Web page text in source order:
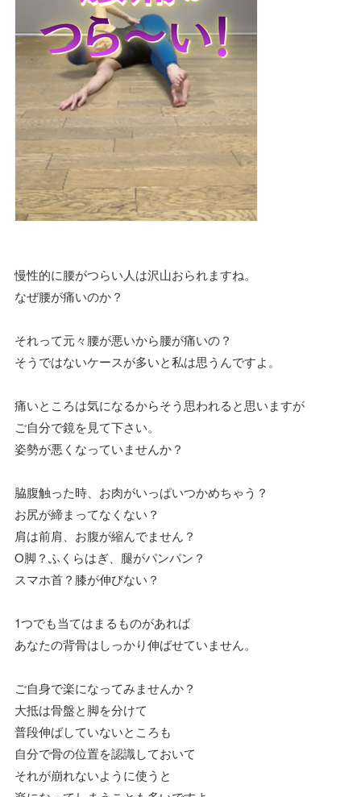
慢性的に腰がつらい人は沢山おられますね。
なぜ腰が痛いのか？
それって元々腰が悪いから腰が痛いの？
そうではないケースが多いと私は思うんですよ。
痛いところは気になるからそう思われると思いますが
ご自分で鏡を見て下さい。
姿勢が悪くなっていませんか？
脇腹触った時、お肉がいっぱいつかめちゃう？
お尻が締まってなくない？
肩は前肩、お腹が縮んでません？
O脚？ふくらはぎ、腿がパンパン？
スマホ首？膝が伸びない？
1つでも当てはまるものがあれば
あなたの背骨はしっかり伸ばせていません。
ご自身で楽になってみませんか？
大抵は骨盤と脚を分けて
普段伸ばしていないところも
自分で骨の位置を認識しておいて
それが崩れないように使うと